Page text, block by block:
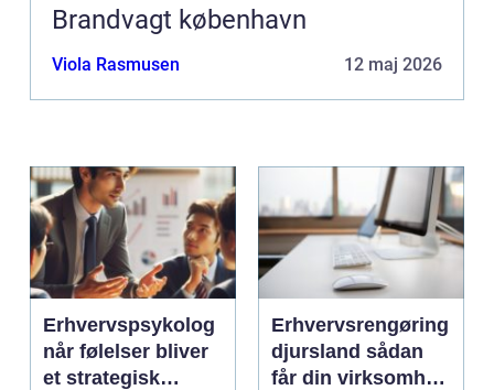
Brandvagt københavn
Viola Rasmusen 12 maj 2026
Erhvervspsykolog
når følelser bliver
et strategisk
Erhvervsrengøring
djursland sådan
får din virksomhed